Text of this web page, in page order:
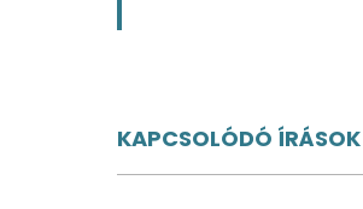
KAPCSOLÓDÓ ÍRÁSOK